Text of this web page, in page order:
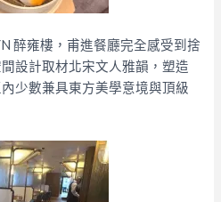
醉雍樓，甫進餐廳完全感受到捨
設計取材北宋文人雅韻，塑造
少數兼具東方美學意境與頂級